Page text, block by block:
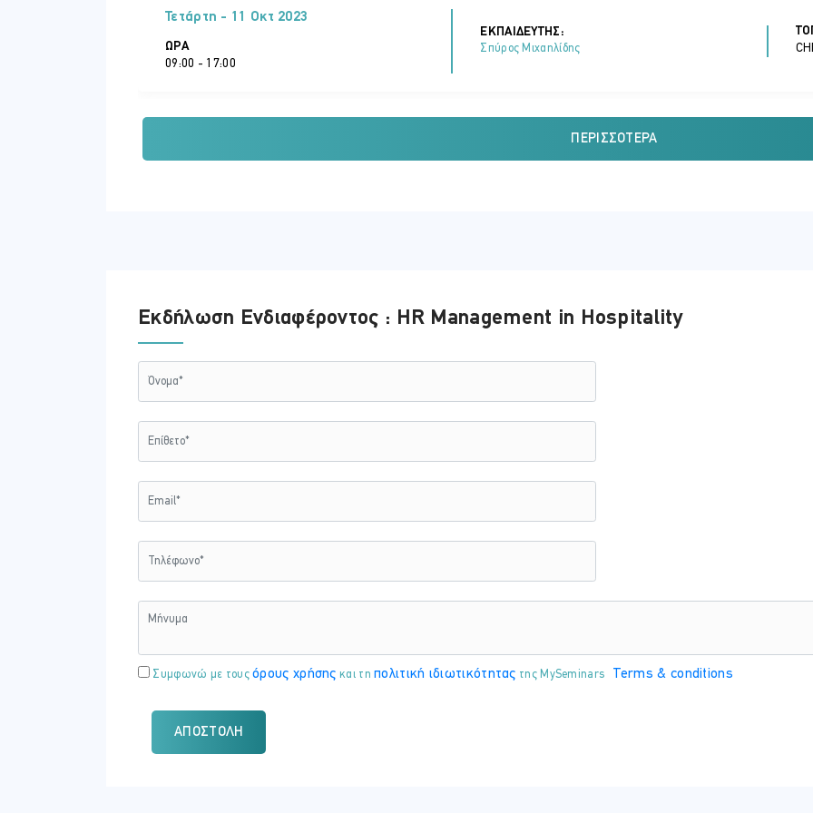
Τετάρτη - 11 Οκτ 2023
ΏΡΑ
09:00 - 17:00
ΕΚΠΑΙΔΕΥΤΗΣ:
Σπύρος Μιχαηλίδης
ΏΡΑ
ΕΚΠΑΙΔΕΥΤΗΣ:
Σπύρος Μιχαηλίδης
ΏΡΑ
Σπύρος Μιχαηλίδης
ΠΕΡΙΣΣΌΤΕΡΑ
Εκδήλωση Ενδιαφέροντος : HR Management in Hospitality
Συμφωνώ με τουςόρους χρήσης και τηπολιτική ιδιωτικότητας της MySeminars Terms & conditions
ΑΠΟΣΤΟΛΉ